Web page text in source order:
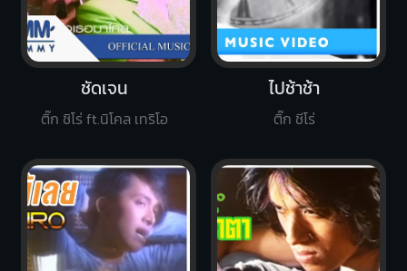
ชัดเจน
ติ๊ก ชิโร่ ft.นิโคล เทริโอ
ไปช้าช้า
ติ๊ก ชีโร่